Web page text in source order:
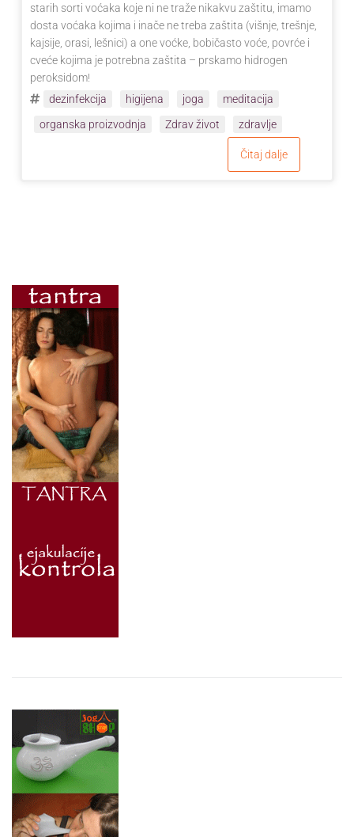
starih sorti voćaka koje ni ne traže nikakvu zaštitu, imamo
dosta voćaka kojima i inače ne treba zaštita (višnje, trešnje,
kajsije, orasi, lešnici) a one voćke, bobičasto voće, povrće i
cveće kojima je potrebna zaštita – prskamo hidrogen
peroksidom!
dezinfekcija
higijena joga
meditacija
organska proizvodnja
Zdrav život zdravlje
Čitaj dalje